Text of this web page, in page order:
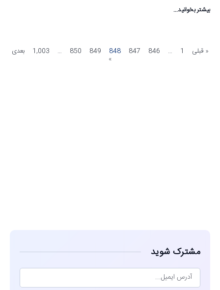
بیشتر بخوانید...
« قبلی 1
…
846
847
848
849
850
…
1,003 بعدی
»
مشترک شوید